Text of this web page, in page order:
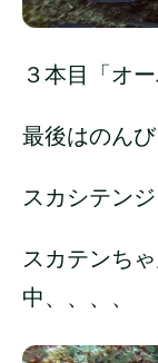
３本目「オ
最後はのん
スカシテン
スカテンち
中、、、、